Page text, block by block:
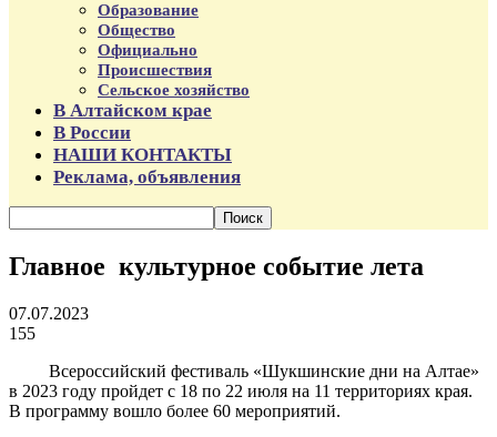
Образование
Общество
Официально
Происшествия
Сельское хозяйство
В Алтайском крае
В России
НАШИ КОНТАКТЫ
Реклама, объявления
Главное культурное событие лета
07.07.2023
155
Всероссийский фестиваль «Шукшинские дни на Алтае»
в 2023 году пройдет с 18 по 22 июля на 11 территориях края.
В программу вошло более 60 мероприятий.